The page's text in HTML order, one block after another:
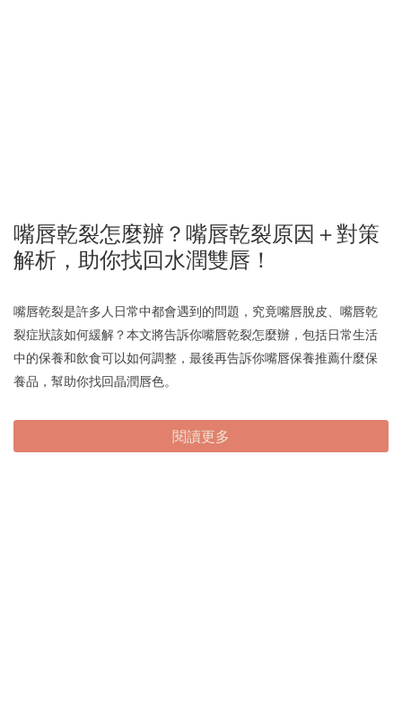
嘴唇乾裂怎麼辦？嘴唇乾裂原因＋對策
解析，助你找回水潤雙唇！
嘴唇乾裂是許多人日常中都會遇到的問題，究竟嘴唇脫皮、嘴唇乾
裂症狀該如何緩解？本文將告訴你嘴唇乾裂怎麼辦，包括日常生活
中的保養和飲食可以如何調整，最後再告訴你嘴唇保養推薦什麼保
養品，幫助你找回晶潤唇色。
閱讀更多